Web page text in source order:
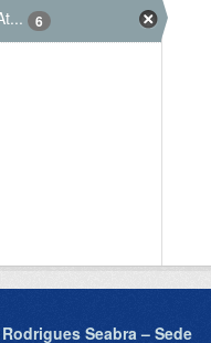
6
Seabra – Sede